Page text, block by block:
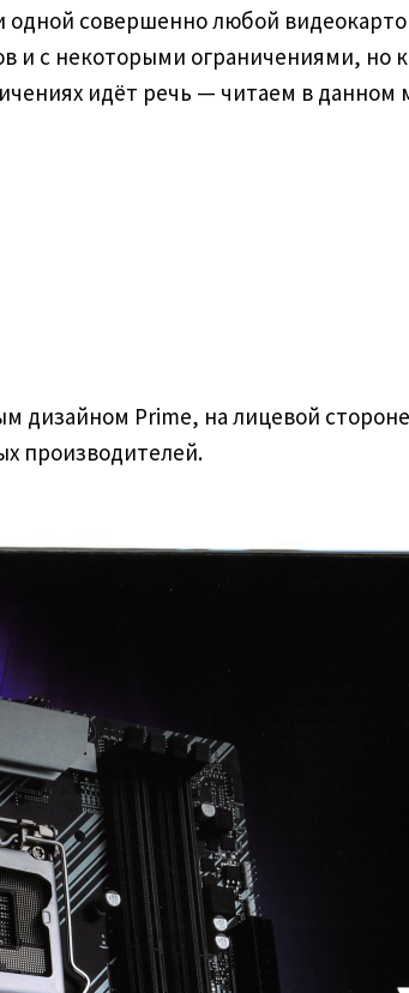
одной совершенно любой
и с некоторыми ограничениями, но
идёт речь — читаем в данном
Prime, на лицевой
производителей.